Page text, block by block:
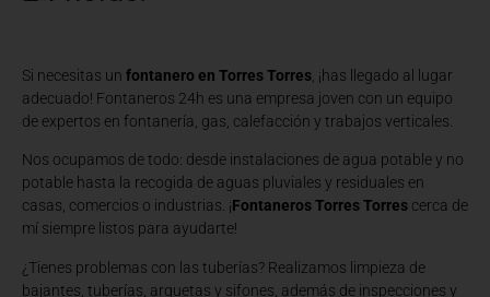
Si necesitas un fontanero en Torres Torres , ¡has llegado al lugar
adecuado! Fontaneros 24h es una empresa joven con un equipo
de expertos en fontanería, gas, calefacción y trabajos verticales.
Nos ocupamos de todo: desde instalaciones de agua potable y no
potable hasta la recogida de aguas pluviales y residuales en
casas, comercios o industrias. ¡Fontaneros Torres Torres cerca de
mí siempre listos para ayudarte!
¿Tienes problemas con las tuberías? Realizamos limpieza de
bajantes, tuberías, arquetas y sifones, además de inspecciones y